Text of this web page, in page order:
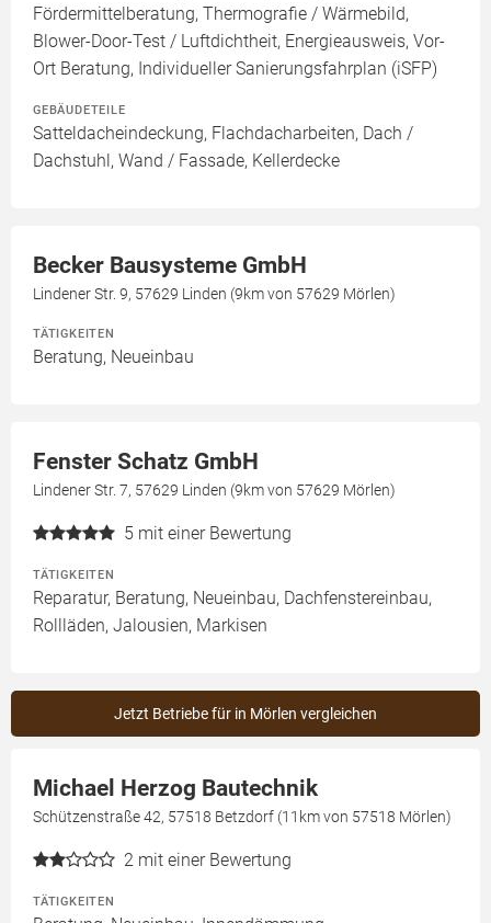
Fördermittelberatung, Thermografie / Wärmebild,
Blower-Door-Test / Luftdichtheit, Energieausweis, Vor-
Ort Beratung, Individueller Sanierungsfahrplan (iSFP)
GEBÄUDETEILE
Satteldacheindeckung, Flachdacharbeiten, Dach /
Dachstuhl, Wand / Fassade, Kellerdecke
Becker Bausysteme GmbH
Lindener Str. 9, 57629 Linden (9km von 57629 Mörlen)
TÄTIGKEITEN
Beratung, Neueinbau
Fenster Schatz GmbH
Lindener Str. 7, 57629 Linden (9km von 57629 Mörlen)
5 mit einer Bewertung
TÄTIGKEITEN
Reparatur, Beratung, Neueinbau, Dachfenstereinbau,
Rollläden, Jalousien, Markisen
Jetzt Betriebe für in Mörlen vergleichen
Michael Herzog Bautechnik
Schützenstraße 42, 57518 Betzdorf (11km von 57518 Mörlen)
2 mit einer Bewertung
TÄTIGKEITEN